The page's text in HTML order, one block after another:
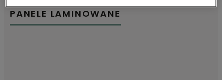
PANELE LAMINOWANE